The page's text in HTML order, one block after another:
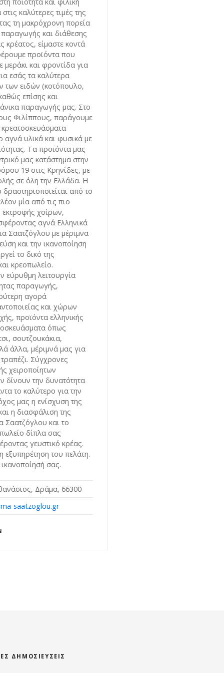
καλύτερες τιμές της
τη μακρόχρονη πορεία
και διάθεσης
κρέατος, είμαστε κοντά
προϊόντα που
και φροντίδα για
εσάς τα καλύτερα
των ειδών (κοτόπουλο,
επίσης και
παραγωγής μας. Στο
Φιλίππους, παράγουμε
κρεατοσκευάσματα
αγνά υλικά και φυσικά με
Τα προϊόντα μας
μας κατάστημα στην
19 στις Κρηνίδες, με
σε όλη την Ελλάδα. Η
από το
μία από τις πιο
χοίρων,
αγνά Ελληνικά
Σαατζόγλου με μέριμνα
και την ικανοποίηση
το δικό της
κρεοπωλείο.
εύρυθμη λειτουργία
παραγωγής,
αγορά
και χώρων
προϊόντα ελληνικής
όπως
σουτζουκάκια,
άλλα, μέριμνά μας για
Σύγχρονες
χειροποίητων
δίνουν την δυνατότητα
το καλύτερο για την
μας η ενίσχυση της
η διασφάλιση της
Σαατζόγλου και το
δίπλα σας
γευστικό κρέας.
εξυπηρέτηση του πελάτη.
σας.
Δράμα, 66300
saatzoglou.gr
ΔΗΜΟΣΙΕΎΣΕΙΣ